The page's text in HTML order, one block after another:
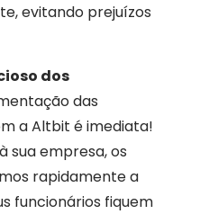
evitando prejuízos
dos
das
a Altbit é imediata!
sua empresa, os
rapidamente a
funcionários fiquem